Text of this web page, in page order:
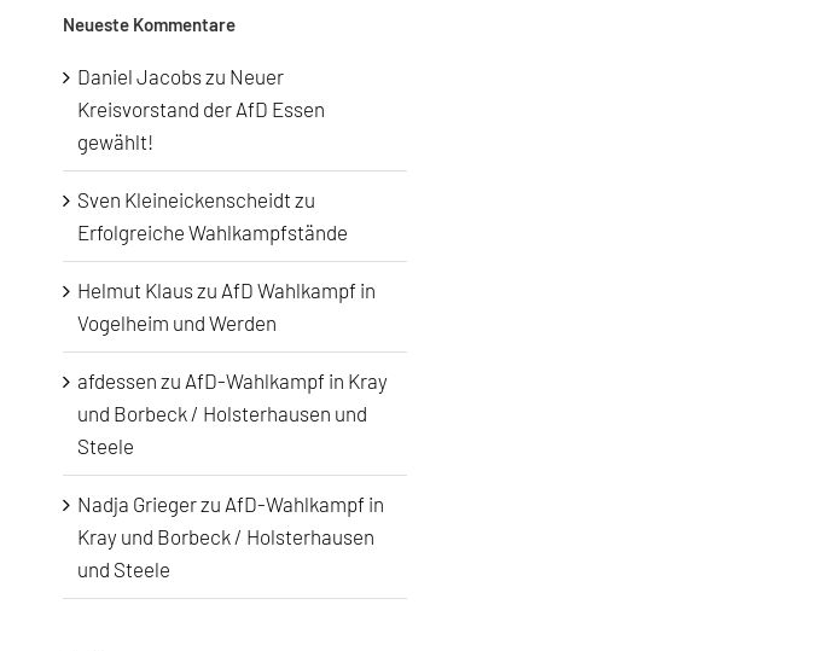
Neueste Kommentare
Daniel Jacobszu Neuer
Kreisvorstand der AfD Essen
gewählt!
Sven Kleineickenscheidt zu
Erfolgreiche Wahlkampfstände
Helmut Klauszu AfD Wahlkampf in
Vogelheim und Werden
afdessen zu AfD-Wahlkampf in Kray
und Borbeck / Holsterhausen und
Steele
Nadja Griegerzu AfD-Wahlkampf in
Kray und Borbeck / Holsterhausen
und Steele